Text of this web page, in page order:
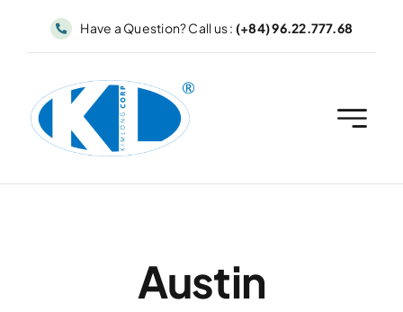
Have a Question? Call us : (+84) 96.22.777.68
Austin